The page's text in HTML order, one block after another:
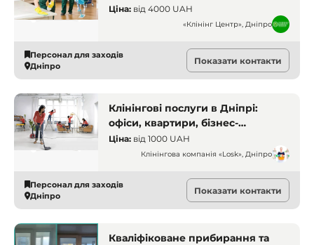
років
Ціна: від 4000 UAH
«Клінінг Центр», Дніпро
Персонал для заходів
Дніпро
Показати контакти
Клінінгові послуги в Дніпрі:
офіси, квартири, бізнес-
приміщення, після ремонту
Ціна: від 1000 UAH
Клінінгова компанія «Losk», Дніпро
Персонал для заходів
Дніпро
Показати контакти
Кваліфіковане прибирання та